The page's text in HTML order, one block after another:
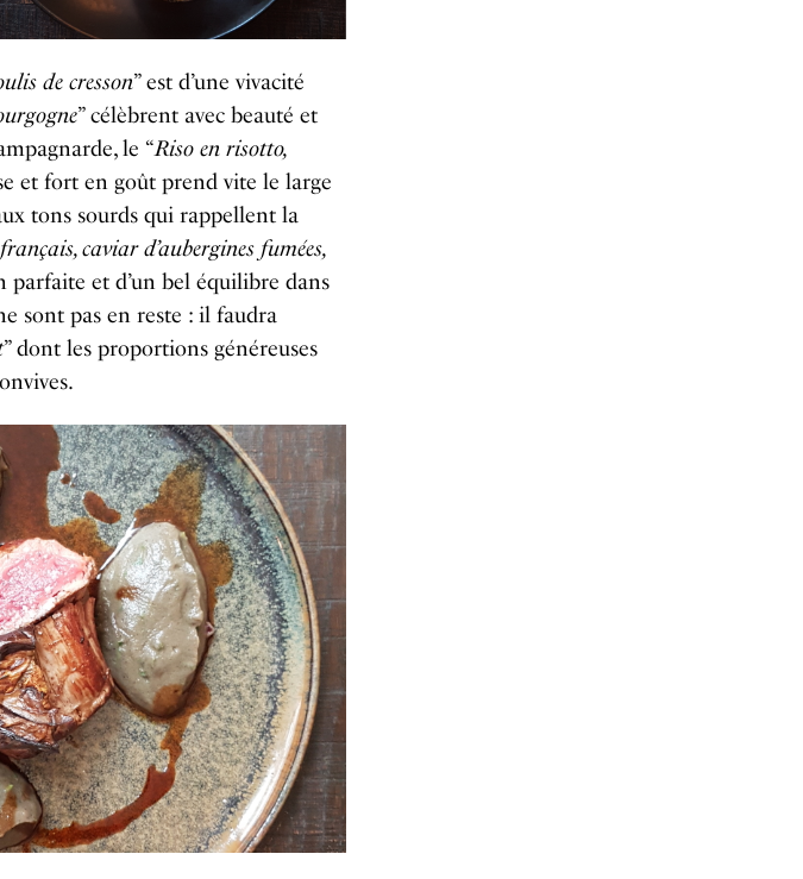
de cresson” est d’une vivacité
” célèbrent avec beauté et
le “Riso en risotto,
et fort en goût prend vite le large
tons sourds qui rappellent la
caviar d’aubergines fumées,
parfaite et d’un bel équilibre dans
sont pas en reste : il faudra
” dont les proportions généreuses